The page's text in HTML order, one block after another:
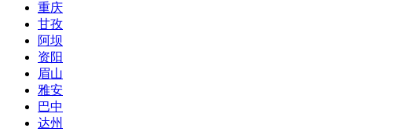
重庆
甘孜
阿坝
资阳
眉山
雅安
巴中
达州